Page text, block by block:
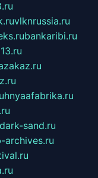
vlknrussia.ru
bankaribi.ru
dark-sand.ru
archives.ru